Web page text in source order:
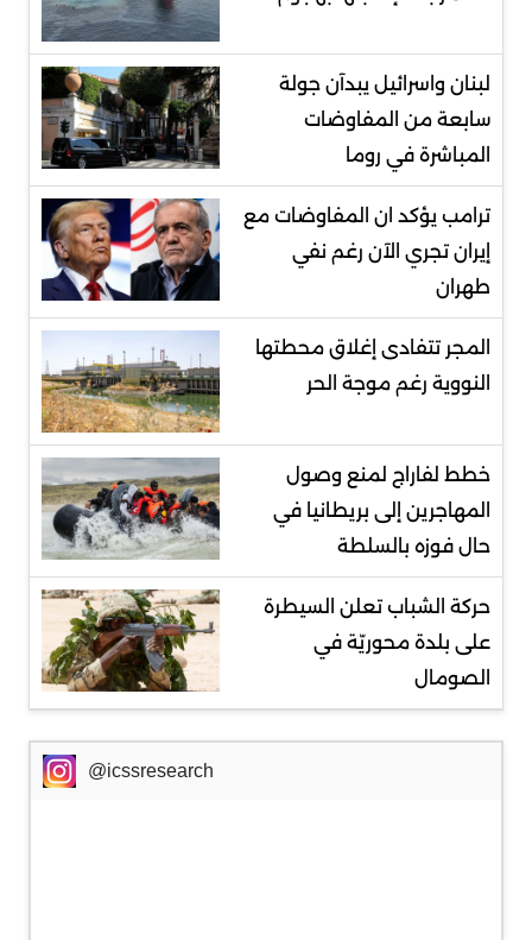
لبنان واسرائيل يبدآن جولة
سابعة من المفاوضات
المباشرة في روما
ترامب يؤكد ان المفاوضات مع
إيران تجري الآن رغم نفي
طهران
المجر تتفادى إغلاق محطتها
النووية رغم موجة الحر
خطط لفاراج لمنع وصول
المهاجرين إلى بريطانيا في
حال فوزه بالسلطة
حركة الشباب تعلن السيطرة
على بلدة محوريّة في
الصومال
@icssresearch